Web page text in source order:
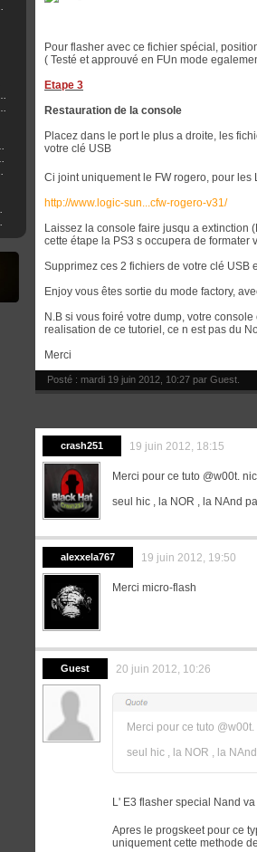
Pour flasher avec ce fichier spécial,
( Testé et approuvé en FUn mode
Etape 3
Restauration de la console
Placez dans le port le plus a droite, les
votre clé USB
Ci joint uniquement le FW rogero, pour les
http://www.logic-sun...cfw-rogero-v31/
Laissez la console faire jusqu a extinction
cette étape la PS3 s occupera de formater
Supprimez ces 2 fichiers de votre clé USB
Enjoy vous êtes sortie du mode factory,
N.B si vous foiré votre dump, votre console
realisation de ce tutoriel, ce n est pas du
Merci
Posté : mardi 19 juin 2012, 10:27 par Guest
crash251 19 juin 2012, 18:15
Merci pour ce tuto @w00t.
seul hic , la NOR , la NAnd
alexxela767 19 juin 2012, 19:50
Merci micro-flash
Guest 20 juin 2012, 10:26
Merci pour ce tuto @w00t.
seul hic , la NOR , la
L' E3 flasher special Nand
Apres le progskeet pour ce
uniquement cette methode